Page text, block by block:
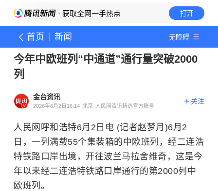
· 获取全网一手热点 打开
首页 新闻 无障碍
今年中欧班列“中通道”通行量突破2000
列
金台资讯
2026年6月2日16:14 北京 人民网资讯精选官方账号
关注
人民网呼和浩特6月2日电 (记者赵梦月)6月2
日，一列满载55个集装箱的中欧班列，经二连浩
特铁路口岸出境，开往波兰马拉舍维奇，这是今
年以来经二连浩特铁路口岸通行的第2000列中
欧班列。